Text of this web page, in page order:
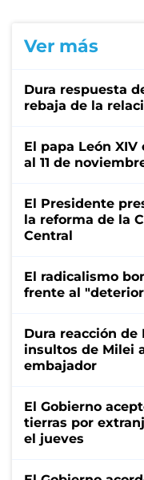
Ver más
Dura respuesta
rebaja de la
El papa León
al 11 de
El Presidente
la reforma de la
Central
El radicalismo
frente al
Dura reacción de
insultos de Milei
embajador
El Gobierno
tierras por
el jueves